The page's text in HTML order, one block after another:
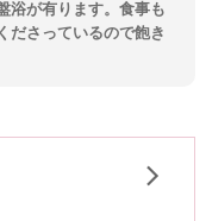
浴が有ります。食事も
ださっているので飽き